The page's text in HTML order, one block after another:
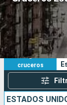
Fecha de
Puertos
5
cruceros
ESTADOS